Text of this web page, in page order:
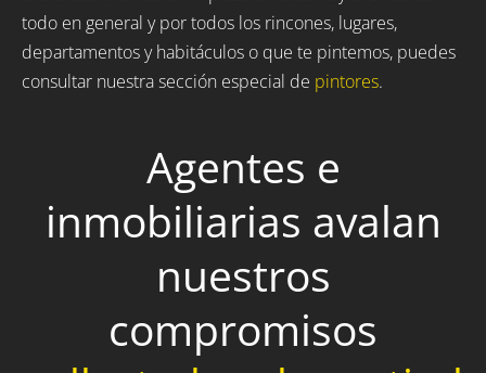
todo en general y por todos los rincones, lugares,
departamentos y habitáculos o que te pintemos, puedes
consultar nuestra sección especial de pintores.
Agentes e
inmobiliarias avalan
nuestros
compromisos